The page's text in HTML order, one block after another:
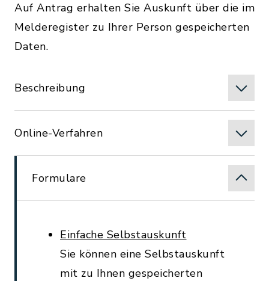
Auf Antrag erhalten Sie Auskunft über die im
Melderegister zu Ihrer Person gespeicherten
Daten.
Beschreibung
Online-Verfahren
Formulare
Einfache Selbstauskunft
Sie können eine Selbstauskunft
mit zu Ihnen gespeicherten